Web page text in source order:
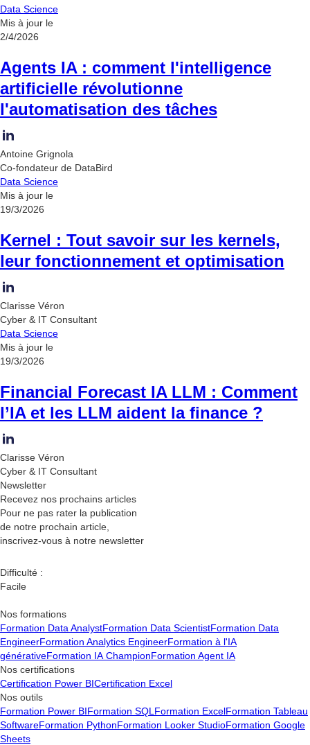
Data Science
Mis à jour le
2/4/2026
Agents IA : comment l'intelligence
artificielle révolutionne
l'automatisation des tâches
Antoine Grignola
Co-fondateur de DataBird
Data Science
Mis à jour le
19/3/2026
Kernel : Tout savoir sur les kernels,
leur fonctionnement et optimisation
Clarisse Véron
Cyber & IT Consultant
Data Science
Mis à jour le
19/3/2026
Financial Forecast IA LLM : Comment
l’IA et les LLM aident la finance ?
Clarisse Véron
Cyber & IT Consultant
Newsletter
Recevez nos prochains articles
Pour ne pas rater la publication
de notre prochain article,
inscrivez-vous à notre newsletter
Difficulté :
Facile
Nos formations
Formation Data AnalystFormation Data ScientistFormation Data
EngineerFormation Analytics EngineerFormation à l'IA
générativeFormation IA ChampionFormation Agent IA
Nos certifications
Certification Power BICertification Excel
Nos outils
Formation Power BIFormation SQL Formation ExcelFormation Tableau
SoftwareFormation PythonFormation Looker StudioFormation Google
Sheets